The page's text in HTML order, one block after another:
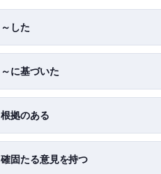
～した
～に基づいた
根拠のある
確固たる意見を持つ